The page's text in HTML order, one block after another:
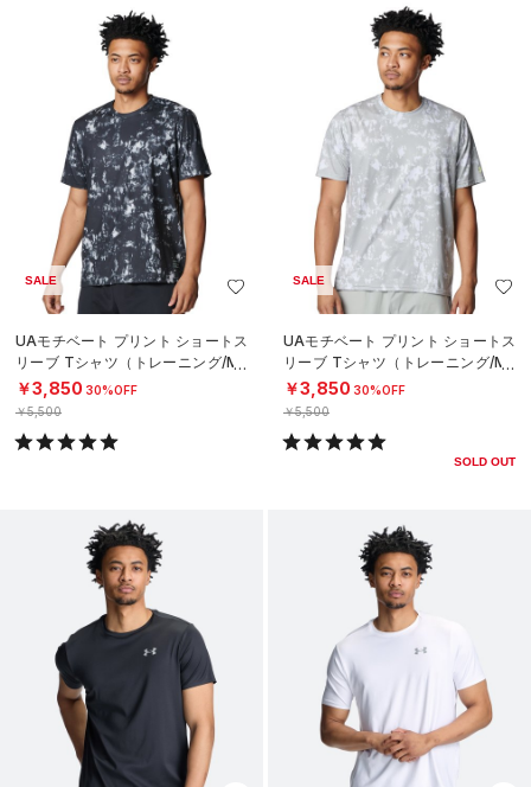
SALE
UAモチベート プリント ショートス
リーブ Tシャツ（トレーニング/ME
N）
￥3,850 30%OFF
￥5,500
SALE
UAモチベート プリント ショートス
リーブ Tシャツ（トレーニング/ME
N）
￥3,850 30%OFF
￥5,500
SOLD OUT